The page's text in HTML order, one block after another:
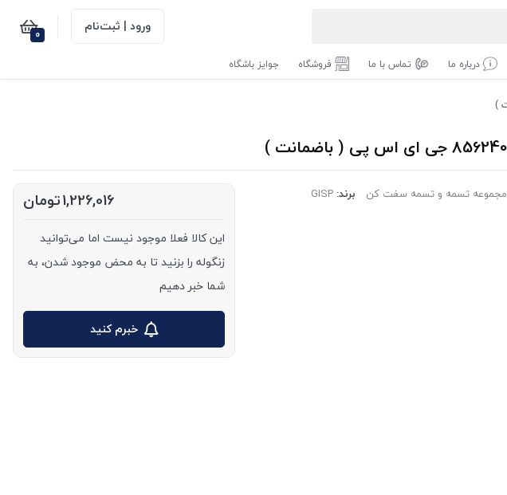
ورود | ثبت‌نام 0
درباره ما تماس با ما فروشگاه جوایز باشگاه
مجموعه تسمه و تسمه سفت کن برند: GISP
1,226,016تومان
این کالا فعلا موجود نیست اما می‌توانید
زنگوله را بزنید تا به محض موجود شدن، به
شما خبر دهیم
خبرم کنید